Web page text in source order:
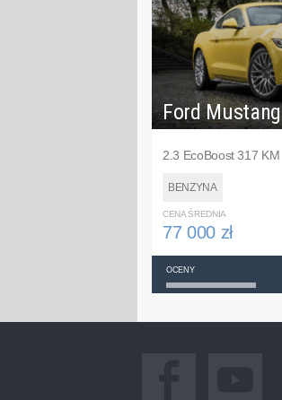
Ford Mustang
2.3 EcoBoost 317 KM
BENZYNA
CENA ŚREDNIA
77 000 zł
OCENY